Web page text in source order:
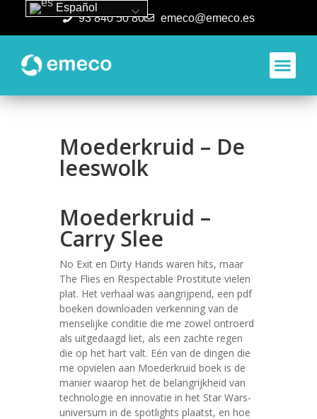
93 840 50 80 emeco@emeco.es
Moederkruid – De
leeswolk
Moederkruid –
Carry Slee
No Exit en Dirty Hands waren hits, maar
The Flies en Respectable Prostitute vielen
plat. Het verhaal was aangrijpend, een pdf
boeken downloaden verkenning van de
menselijke conditie die me zowel ontroerd
als uitgedaagd liet, als een zachte regen
die op het hart valt. Eén van de dingen die
me opvielen aan Moederkruid boek is de
manier waarop het de belangrijkheid van
technologie en innovatie in het Star Wars-
universum in de spotlights plaatst, en hoe
Español